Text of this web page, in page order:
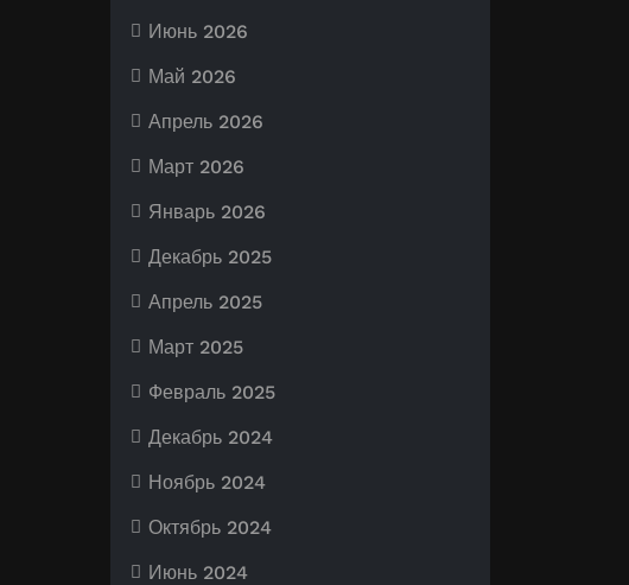
Июнь 2026
Май 2026
Апрель 2026
Март 2026
Январь 2026
Декабрь 2025
Апрель 2025
Март 2025
Февраль 2025
Декабрь 2024
Ноябрь 2024
Октябрь 2024
Июнь 2024